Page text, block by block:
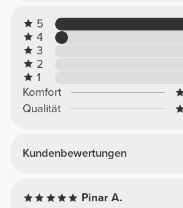
5
4
3
2
1
Komfort
Qualität
Kundenbewertungen
Pinar A.